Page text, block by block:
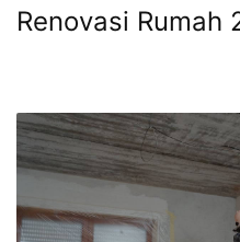
Renovasi Rumah